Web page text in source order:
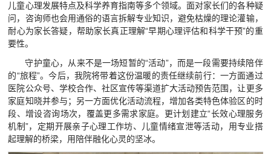
儿童心理发展特点及科学养育指南等多个领域。面对家长们的各种疑
问，咨询师也会用通俗的语言拆解专业知识，避免枯燥的理论灌输，
耐心为家长答疑，帮助家长真正理解“早期心理评估和科学干预”的重
要性。
守护童心，从来不是一场短暂的“活动”，而是一段需要持续陪伴
的“旅程”。今后，我院将带着这份温暖的责任继续前行：一方面通过
医院公众号、学校合作、社区宣传等渠道扩大活动预告范围，让更多
家庭知晓并参与；另一方面优化活动流程，增加各类特色体验区的时
段、增设咨询场次，覆盖更多需求家庭。更计划建立“长效心理服务
机制”，定期开展亲子心理工作坊、儿童情绪宣泄等活动，用专业搭
起理解的桥梁，用陪伴融化心灵的坚冰。